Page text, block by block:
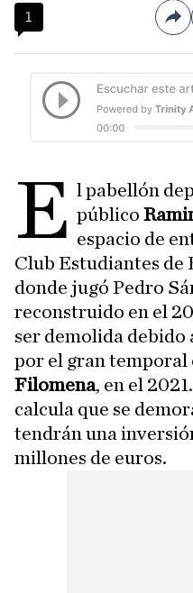
1
e l pabellón
público
espacio de
Club Estudiantes de
donde jugó Pedro
reconstruido en el
ser demolida debido
por el gran temporal
Filomena, en el
calcula que se
tendrán una
millones de euros.